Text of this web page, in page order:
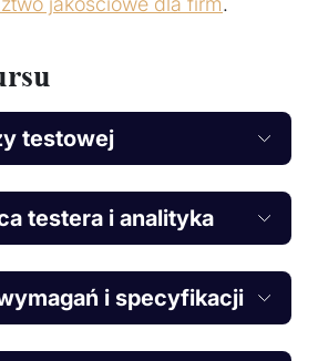
testowej
testera i analityka
i specyfikacji